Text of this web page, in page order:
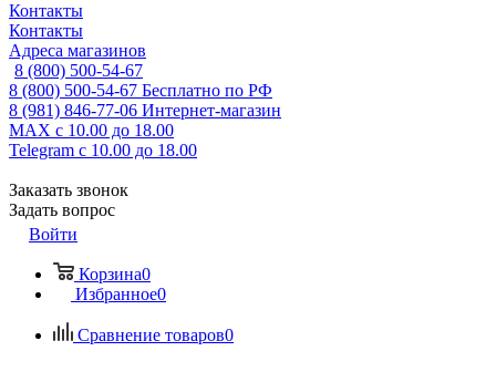
Контакты
Контакты
Адреса магазинов
8 (800) 500-54-67
8 (800) 500-54-67 Бесплатно по РФ
8 (981) 846-77-06 Интернет-магазин
MAX с 10.00 до 18.00
Telegram с 10.00 до 18.00
Заказать звонок
Задать вопрос
Войти
Корзина0
Избранное0
Сравнение товаров0